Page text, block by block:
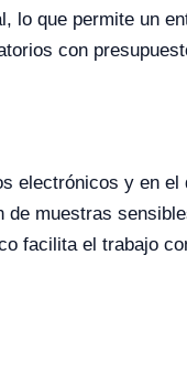
lo que permite un
con
electrónicos y en el
muestras
facilita el trabajo